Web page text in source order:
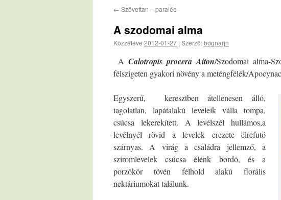
← Szövettan – paraléc
A szodomai alma
Közzétéve 2012-01-27 | Szerző:bognarjn
ACalotropis procera Aiton/Szodomai alma-
félszigeten gyakori növény a meténgfélék/
Egyszerű, keresztben átellenesen álló,
tagolatlan, lapátalakú leveleik válla tompa,
csúcsa lekerekített. A levélszél hullámos,a
levélnyél rövid a levelek erezete élrefutó
szárnyas. A virág a családra jellemző, a
sziromlevelek csúcsa élénk bordó, és a
porzókör tövén félhold alakú florális
nektáriumokat találunk.